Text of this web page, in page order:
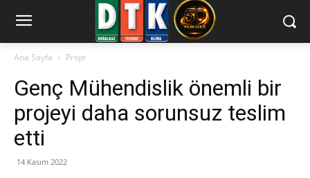
Ana Sayfa Proje
Genç Mühendislik önemli bir
projeyi daha sorunsuz teslim
etti
14 Kasım 2022